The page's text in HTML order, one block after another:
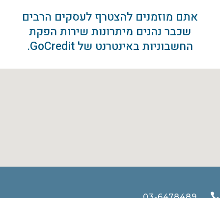
אתם מוזמנים להצטרף לעסקים הרבים
שכבר נהנים מיתרונות שירות הפקת
החשבוניות באינטרנט של GoCredit.